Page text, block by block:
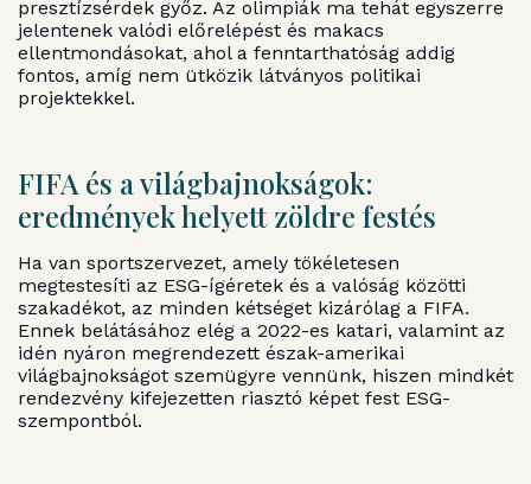
presztízsérdek győz. Az olimpiák ma tehát egyszerre
jelentenek valódi előrelépést és makacs
ellentmondásokat, ahol a fenntarthatóság addig
fontos, amíg nem ütközik látványos politikai
projektekkel.
FIFA és a világbajnokságok:
eredmények helyett zöldre festés
Ha van sportszervezet, amely tökéletesen
megtestesíti az ESG-ígéretek és a valóság közötti
szakadékot, az minden kétséget kizárólag a FIFA.
Ennek belátásához elég a 2022-es katari, valamint az
idén nyáron megrendezett észak-amerikai
világbajnokságot szemügyre vennünk, hiszen mindkét
rendezvény kifejezetten riasztó képet fest ESG-
szempontból.